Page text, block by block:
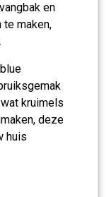
en
maken,
kruimels
deze
huis